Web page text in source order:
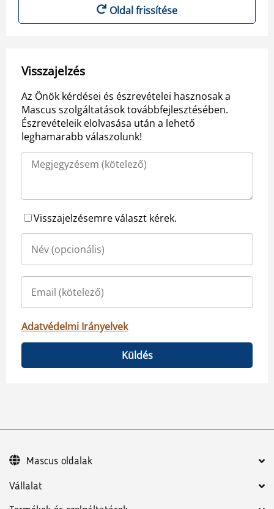
Oldal frissítése
Visszajelzés
Az Önök kérdései és észrevételei hasznosak a
Mascus szolgáltatások továbbfejlesztésében.
Észrevételeik elolvasása után a lehető
leghamarabb válaszolunk!
Visszajelzésemre választ kérek.
Adatvédelmi Irányelvek
Küldés
Vállalat
Mascus oldalak